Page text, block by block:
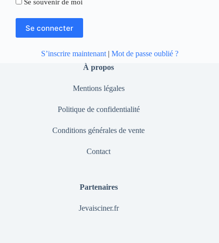
Se souvenir de moi
S’inscrire maintenant| Mot de passe oublié ?
À propos
Mentions légales
Politique de confidentialité
Conditions générales de vente
Contact
Partenaires
Jevaisciner.fr